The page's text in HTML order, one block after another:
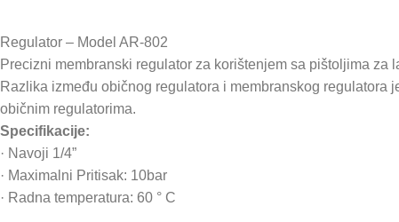
Regulator – Model AR-802
Precizni membranski regulator za korištenjem sa pištoljima za
Razlika između običnog regulatora i membranskog regulatora
običnim regulatorima.
Specifikacije:
· Navoji 1/4”
· Maximalni Pritisak: 10bar
· Radna temperatura: 60 ° C